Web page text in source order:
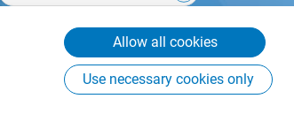
Allow all cookies
Use necessary cookies only
info@csb.com
+49 2451 625 0
CSB-System SE